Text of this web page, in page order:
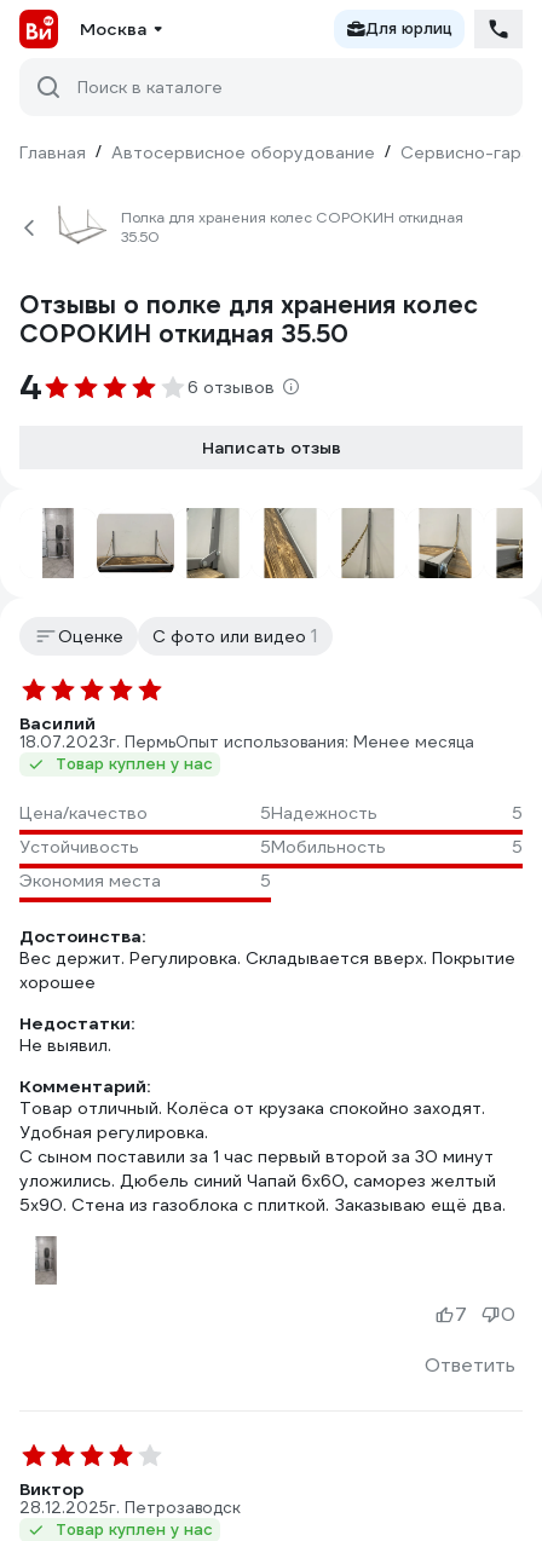
Москва Для юрлиц
Поиск в каталоге
Главная / Автосервисное оборудование / Сервисно-
Полка для хранения колес СОРОКИН откидная
35.50
Отзывы о полке для хранения колес
СОРОКИН откидная 35.50
4 6 отзывов
Написать отзыв
Оценке С фото или видео 1
Василий
18.07.2023г. ПермьОпыт использования: Менее месяца
Товар куплен у нас
Цена/качество 5Надежность
5
Устойчивость
5Мобильность
5
Экономия места
5
Достоинства:
Вес держит. Регулировка. Складывается вверх. Покрытие
хорошее
Недостатки:
Не выявил.
Комментарий:
Товар отличный. Колёса от крузака спокойно заходят.
Удобная регулировка.
С сыном поставили за 1 час первый второй за 30 минут
уложились. Дюбель синий Чапай 6х60, саморез желтый
5х90. Стена из газоблока с плиткой. Заказываю ещё два.
Ответить
7 0
Виктор
28.12.2025г. Петрозаводск
Товар куплен у нас